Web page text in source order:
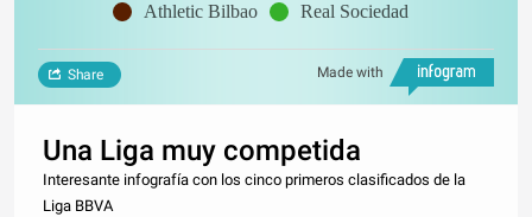
Athletic Bilbao
Real Sociedad
Made with
Share
Una Liga muy competida
Interesante infografía con los cinco primeros clasificados de la
Liga BBVA